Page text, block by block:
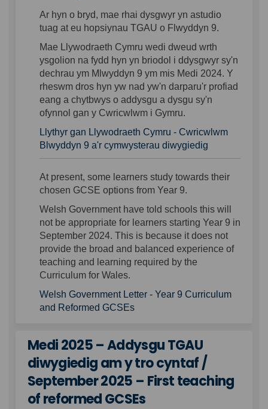
Ar hyn o bryd, mae rhai dysgwyr yn astudio
tuag at eu hopsiynau TGAU o Flwyddyn 9.
Mae Llywodraeth Cymru wedi dweud wrth
ysgolion na fydd hyn yn briodol i ddysgwyr sy'n
dechrau ym Mlwyddyn 9 ym mis Medi 2024. Y
rheswm dros hyn yw nad yw'n darparu'r profiad
eang a chytbwys o addysgu a dysgu sy'n
ofynnol gan y Cwricwlwm i Gymru.
Llythyr gan Llywodraeth Cymru - Cwricwlwm
Blwyddyn 9 a'r cymwysterau diwygiedig
At present, some learners study towards their
chosen GCSE options from Year 9.
Welsh Government have told schools this will
not be appropriate for learners starting Year 9 in
September 2024. This is because it does not
provide the broad and balanced experience of
teaching and learning required by the
Curriculum for Wales.
Welsh Government Letter - Year 9 Curriculum
and Reformed GCSEs
Medi 2025 – Addysgu TGAU
diwygiedig am y tro cyntaf /
September 2025 – First teaching
of reformed GCSEs